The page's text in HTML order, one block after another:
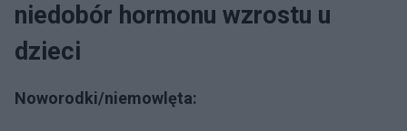
niedobór hormonu wzrostu u
dzieci
Noworodki/niemowlęta: